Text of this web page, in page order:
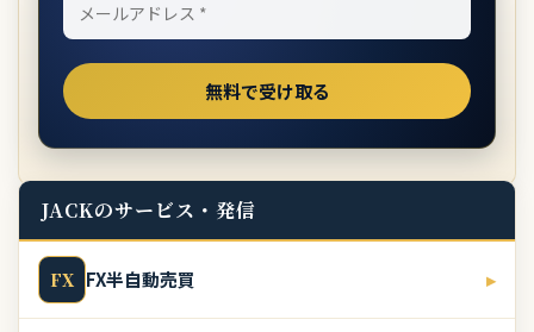
JACKのサービス・発信
FX FX半自動売買 ▸